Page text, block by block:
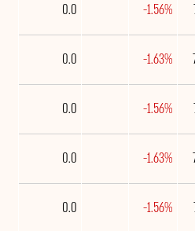
-1.56%
0.0
-1.63%
0.0
-1.56%
0.0
-1.63%
0.0
-1.56%
0.0